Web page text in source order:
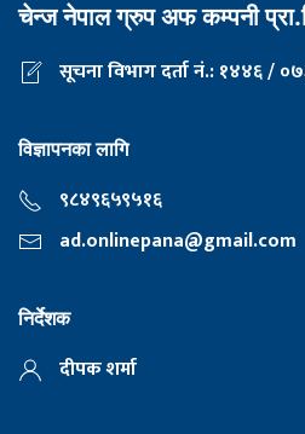
चेन्ज नेपाल ग्रुप अफ कम्पनी
सूचना विभाग दर्ता नं.: १४४६ /
विज्ञापनका लागि
९८४९६५९५१६
ad.onlinepana@gmail.com
निर्देशक
दीपक शर्मा